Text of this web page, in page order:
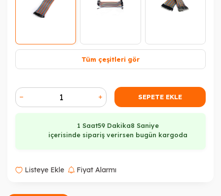
Tüm çeşitleri gör
SEPETE EKLE
1 Saat59 Dakika8 Saniye
içerisinde sipariş verirsen bugün kargoda
Listeye Ekle Fiyat Alarmı